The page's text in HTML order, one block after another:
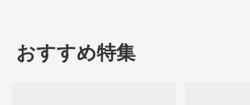
おすすめ特集